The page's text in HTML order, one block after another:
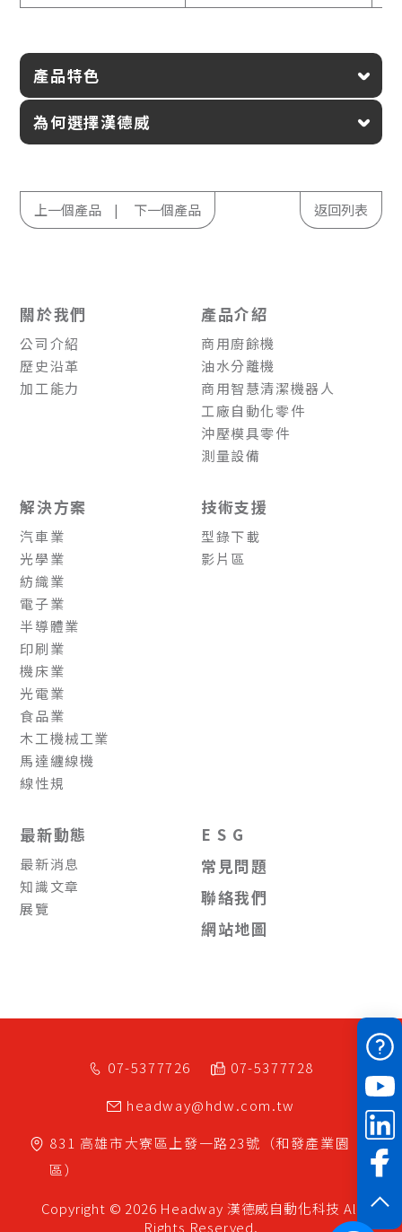
產品特色
為何選擇漢德威
上一個產品 下一個產品 返回列表
關於我們
公司介紹
歷史沿革
加工能力
產品介紹
商用廚餘機
油水分離機
商用智慧清潔機器人
工廠自動化零件
沖壓模具零件
測量設備
解決方案
汽車業
光學業
紡織業
電子業
半導體業
印刷業
機床業
光電業
食品業
木工機械工業
馬達纏線機
線性規
技術支援
型錄下載
影片區
最新動態
最新消息
知識文章
展覽
E S G
常見問題
聯絡我們
網站地圖
07-5377726
07-5377728
headway@hdw.com.tw
831 高雄市大寮區上發一路23號（和發產業園
區）
Copyright © 2026 Headway 漢德威自動化科技 All
Rights Reserved.